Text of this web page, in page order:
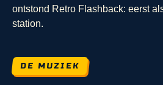
ontstond Retro Flashback: eerst
station.
DE MUZIEK